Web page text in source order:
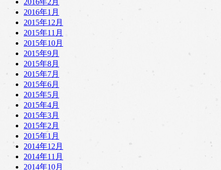
2016年1月
2015年12月
2015年11月
2015年10月
2015年9月
2015年8月
2015年7月
2015年6月
2015年5月
2015年4月
2015年3月
2015年2月
2015年1月
2014年12月
2014年11月
2014年10月